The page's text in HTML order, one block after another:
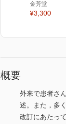
金芳堂
¥3,300
概要
外来で患者さ
述。また，多
改訂にあたっ